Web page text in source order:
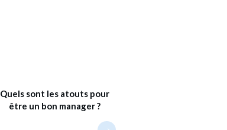
Quels sont les atouts pour
être un bon manager ?